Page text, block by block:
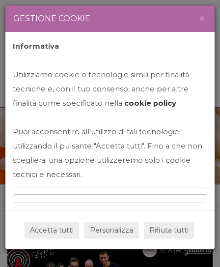
News&Events
Home News&events
GESTIONE COOKIE ×
Informativa
Utilizziamo cookie o tecnologie simili per finalità
tecniche e, con il tuo consenso, anche per altre
finalità come specificato nella cookie policy.
Puoi acconsentire all'utilizzo di tali tecnologie
utilizzando il pulsante "Accetta tutti". Fino a che non
sceglierai una opzione utilizzeremo solo i cookie
tecnici e necessari.
Accetta tutti Personalizza Rifiuta tutti